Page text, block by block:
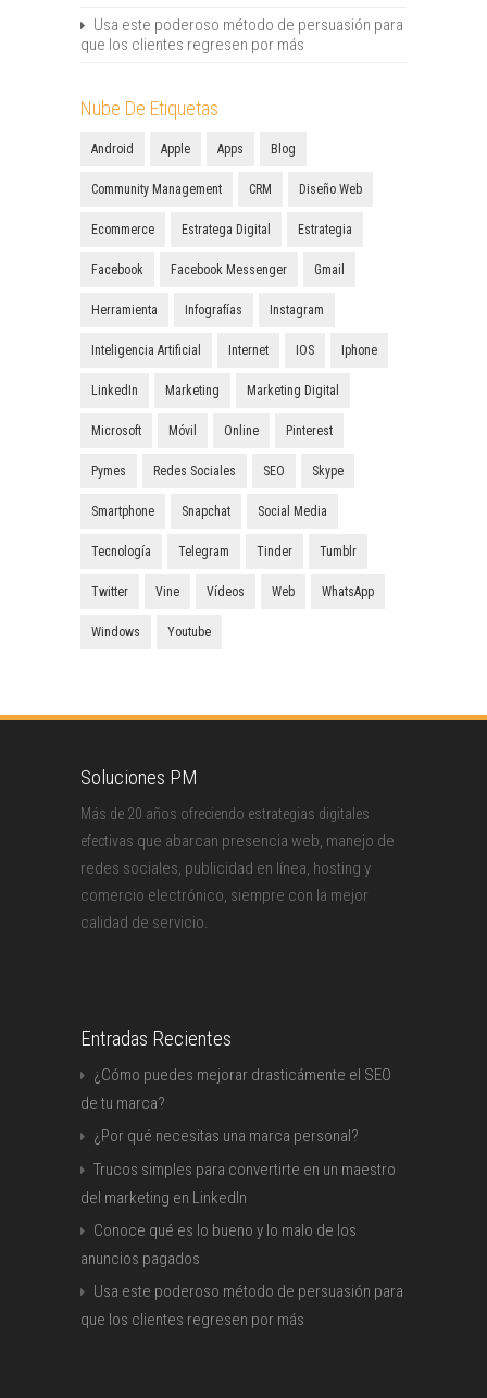
Usa este poderoso método de persuasión para
que los clientes regresen por más
Nube De Etiquetas
Android Apple Apps Blog
Community Management CRM Diseño Web
Ecommerce Estratega Digital Estrategia
Facebook Facebook Messenger Gmail
Herramienta Infografías Instagram
Inteligencia Artificial Internet IOS Iphone
LinkedIn Marketing Marketing Digital
Microsoft Móvil Online Pinterest
Pymes Redes Sociales SEO Skype
Smartphone Snapchat Social Media
Tecnología Telegram Tinder Tumblr
Twitter Vine Vídeos Web WhatsApp
Windows Youtube
Soluciones PM
Más de 20 años ofreciendo estrategias digitales
efectivas que abarcan presencia web, manejo de
redes sociales, publicidad en línea, hosting y
comercio electrónico, siempre con la mejor
calidad de servicio.
Entradas Recientes
¿Cómo puedes mejorar drasticámente el SEO
de tu marca?
¿Por qué necesitas una marca personal?
Trucos simples para convertirte en un maestro
del marketing en LinkedIn
Conoce qué es lo bueno y lo malo de los
anuncios pagados
Usa este poderoso método de persuasión para
que los clientes regresen por más